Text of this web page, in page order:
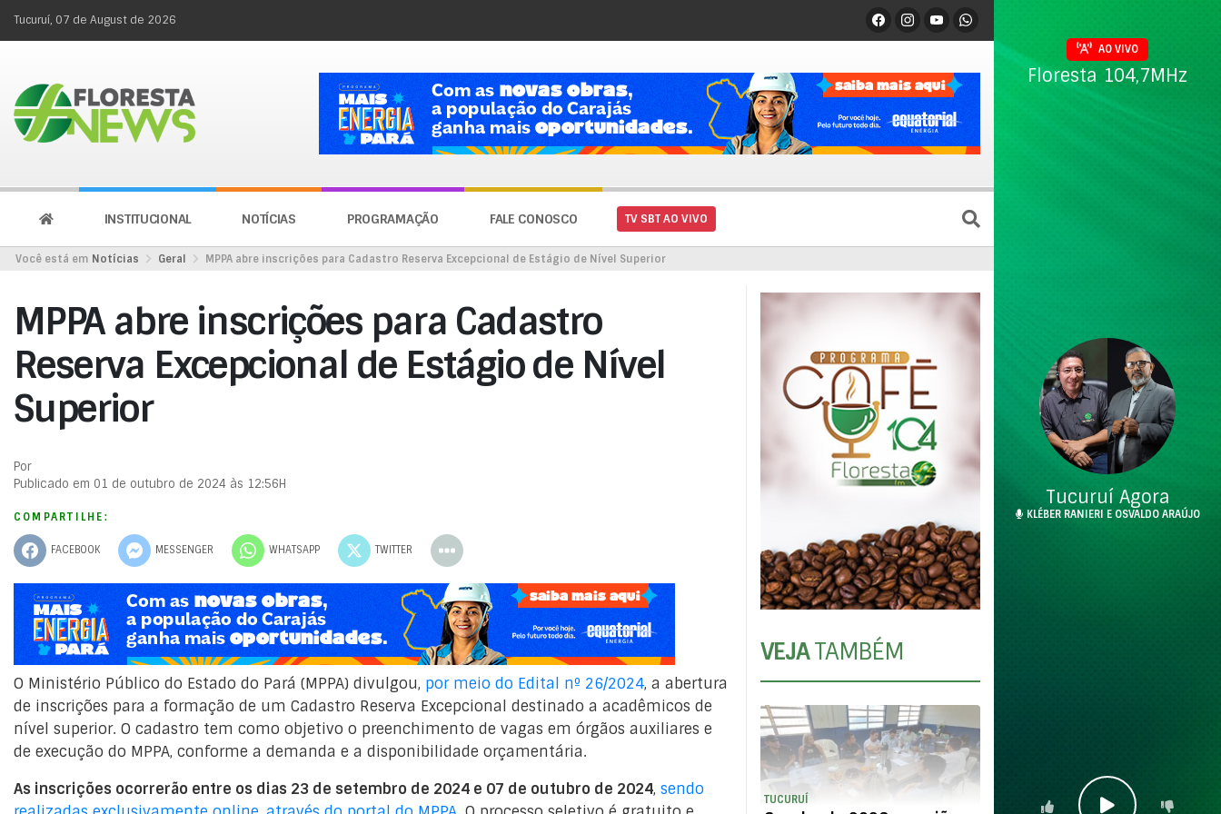
Tucuruí, 07 de August de 2026
INSTITUCIONAL NOTÍCIAS PROGRAMAÇÃO FALE CONOSCO TV SBT AO VIVO
Você está em Notícias Geral MPPA abre inscrições para Cadastro Reserva Excepcional de Estágio de Nível Superior
MPPA abre inscrições para Cadastro
Reserva Excepcional de Estágio de Nível
Superior
Por
Publicado em 01 de outubro de 2024 às 12:56H
COMPARTILHE:
FACEBOOK MESSENGER WHATSAPP TWITTER
O Ministério Público do Estado do Pará (MPPA) divulgou, por meio do Edital nº 26/2024, a abertura
de inscrições para a formação de um Cadastro Reserva Excepcional destinado a acadêmicos de
nível superior. O cadastro tem como objetivo o preenchimento de vagas em órgãos auxiliares e
de execução do MPPA, conforme a demanda e a disponibilidade orçamentária.
As inscrições ocorrerão entre os dias 23 de setembro de 2024 e 07 de outubro de 2024, sendo
VEJATAMBÉM
TUCURUÍ
AO VIVO
Floresta 104,7MHz
Tucuruí Agora
KLÉBER RANIERI E OSVALDO ARAÚJO